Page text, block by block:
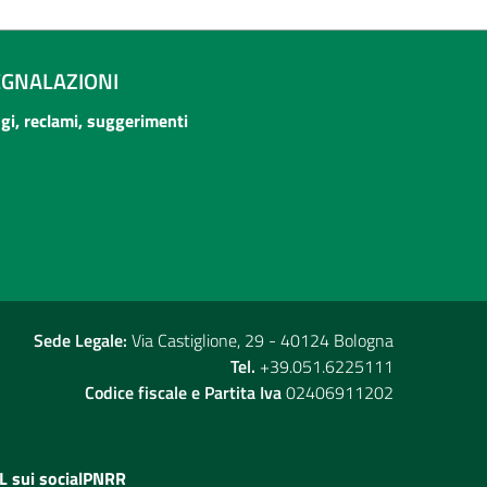
reclami, suggerimenti
Sede Legale: Via Castiglione, 29 - 40124 Bologna
Tel. +39.051.6225111
Codice fiscale e Partita Iva02406911202
sui socialPNRR